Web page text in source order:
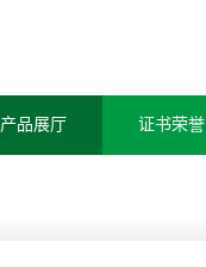
产品展厅 证书荣誉